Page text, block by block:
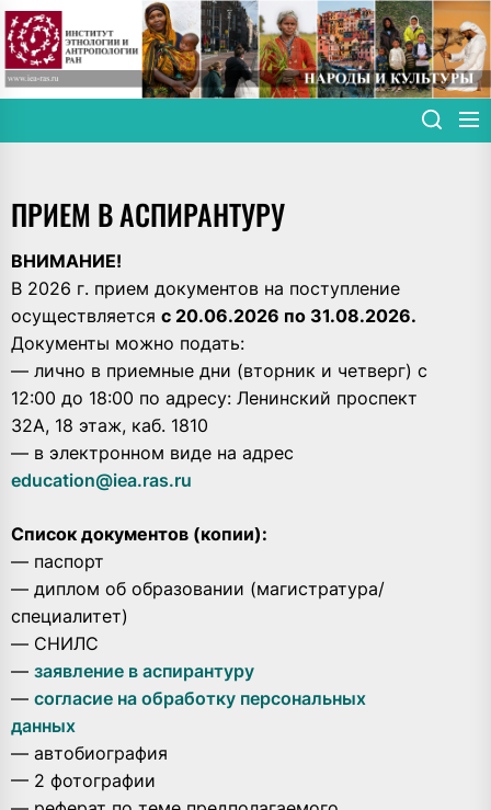
Skip
to
the
content
ПРИЕМ В АСПИРАНТУРУ
ВНИМАНИЕ!
В 2026 г. прием документов на поступление
осуществляется с 20.06.2026 по 31.08.2026.
Документы можно подать:
— лично в приемные дни (вторник и четверг) с
12:00 до 18:00 по адресу: Ленинский проспект
32А, 18 этаж, каб. 1810
— в электронном виде на адрес
education@iea.ras.ru
Список документов (копии):
— паспорт
— диплом об образовании (магистратура/
специалитет)
— СНИЛС
— заявление в аспирантуру
— согласие на обработку персональных
данных
— автобиография
— 2 фотографии